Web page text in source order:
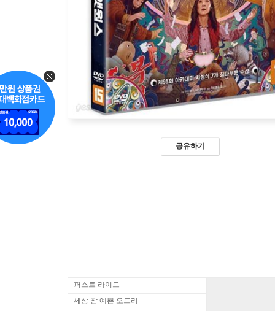
공유하기
퍼스트 라이드
세상 참 예쁜 오드리